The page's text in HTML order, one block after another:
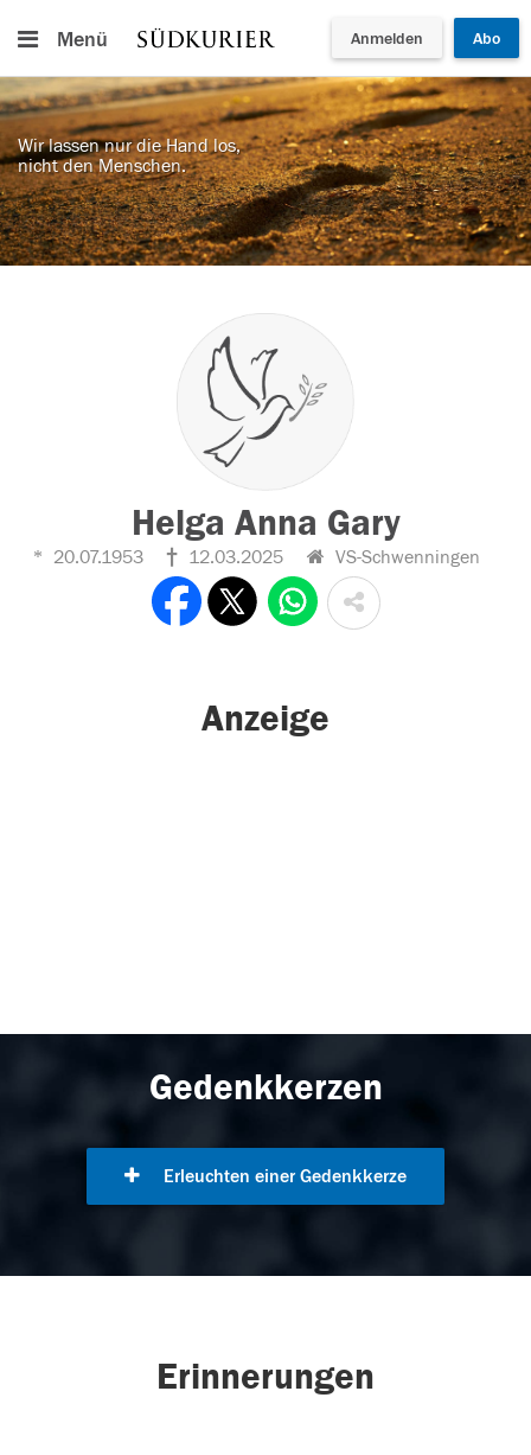
Menü Anmelden Abo
Wir lassen nur die Hand los,
nicht den Menschen.
Helga Anna Gary
20.07.1953 12.03.2025 VS-Schwenningen
Anzeige
Gedenkkerzen
Erleuchten einer Gedenkkerze
Erinnerungen